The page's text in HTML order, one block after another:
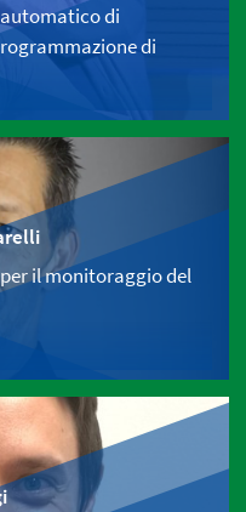
di
di
il monitoraggio del